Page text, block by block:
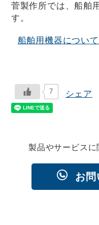
菅製作所では、船舶
す。
船舶用機器につい
7 シェア
製品やサービス
お問